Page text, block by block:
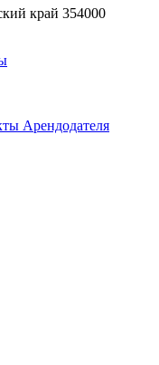
край 354000
Арендодателя